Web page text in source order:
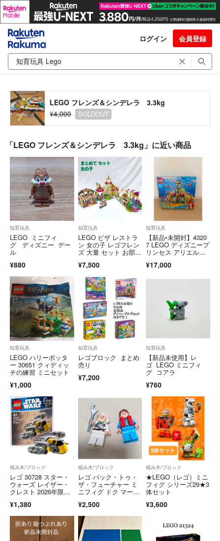
ログイン 会員登録
LEGO フレンズ＆シンデレラ 3.3kg
¥4,000
SOLDOUT
「LEGO フレンズ＆シンデレラ 3.3kg」に近い商品
知育玩具
LEGO ミニフィ
グ ディズニー デー
ル
¥880
知育玩具
LEGO ピザ レストラ
ン 女の子 レゴフレン
ズ 大量 セット お部
¥7,500
知育玩具
【新品•未開封】4320
7 LEGO ディズニープ
リンセス アリエルの
¥17,000
知育玩具
LEGO ハリーポッタ
ー 30651 クィディッ
チの練習 ミニセット
¥1,000
知育玩具
レゴブロック まとめ
売り
¥7,200
知育玩具
【新品未使用】レ
ゴ LEGO ミニフィ
グ コアラ
¥760
積み木/ブロック
レゴ 30728 スター・
ウォーズ レイザー・
クレスト 2026年限
¥1,380
積み木/ブロック
レゴ バック・トゥ・
ザ・フューチャー ミ
ニフィグ ドク マーテ
¥2,500
積み木/ブロック
★LEGO（レゴ）ミニ
フィグ シリーズ29★3
体セット
¥3,600